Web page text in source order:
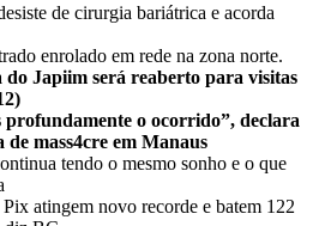
de cirurgia bariátrica e acorda
enrolado em rede na zona norte.
do Japiim será reaberto para visitas
profundamente o ocorrido”, declara
de mass4cre em Manaus
tendo o mesmo sonho e o que
atingem novo recorde e batem 122